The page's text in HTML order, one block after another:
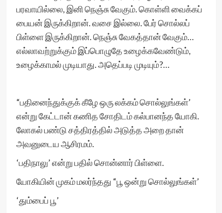
பரவாயில்லை, இனி நெஞ்சு வேகும். கொள்ளி வைக்கப்
பையன் இருக்கிறான். வசை இல்லை. பேர் சொல்லப்
பிள்ளை இருக்கிறான். நெஞ்சு வேகத்தான் வேகும்…
எல்லாவற்றுக்கும் இப்பொழுதே உழைக்கவேண்டும்,
உழைக்காமல் முடியாது. அதெப்படி முடியும்?…
“பதினைந்துக்குக் கீழே ஒரு லக்கம் சொல்லுங்கள்’
என்று கேட்டான் கணித சோதிடம் கல்பானந்த யோகி.
லோகல் பண்டு சத்திரத்தில் அடுத்த அறை தான்
அவனுடைய ஆசிரமம்.
‘பதிநாலு’ என்று பதில் சொன்னார் பிள்ளை.
யோகியின் முகம் மலர்ந்தது “பூ ஒன்று சொல்லுங்கள்’
‘தும்பைப் பூ’